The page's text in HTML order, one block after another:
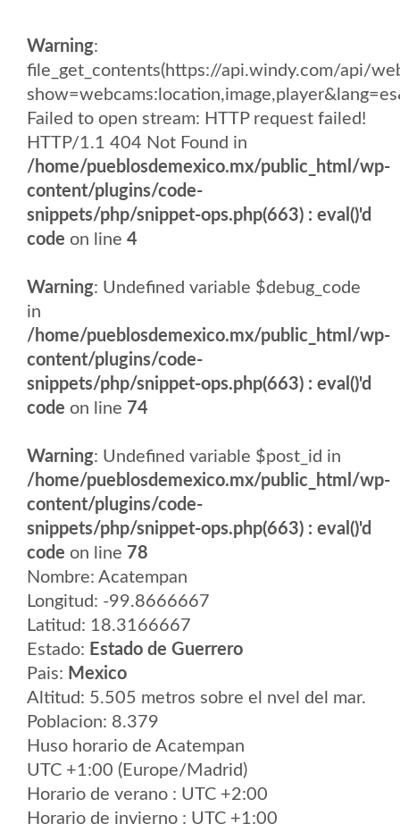
Warning:
file_get_contents(https://api.windy.com/api/
Failed to open stream: HTTP request failed!
HTTP/1.1 404 Not Found in
/home/pueblosdemexico.mx/public_html/wp-
content/plugins/code-
snippets/php/snippet-ops.php(663) : eval()'d
code on line 4
Warning: Undefined variable $debug_code
in
/home/pueblosdemexico.mx/public_html/wp-
content/plugins/code-
snippets/php/snippet-ops.php(663) : eval()'d
code on line 74
Warning: Undefined variable $post_id in
/home/pueblosdemexico.mx/public_html/wp-
content/plugins/code-
snippets/php/snippet-ops.php(663) : eval()'d
code on line 78
Nombre: Acatempan
Longitud: -99.8666667
Latitud: 18.3166667
Estado: Estado de Guerrero
Pais: Mexico
Altitud: 5.505 metros sobre el nvel del mar.
Poblacion: 8.379
Huso horario de Acatempan
UTC +1:00 (Europe/Madrid)
Horario de verano : UTC +2:00
Horario de invierno : UTC +1:00